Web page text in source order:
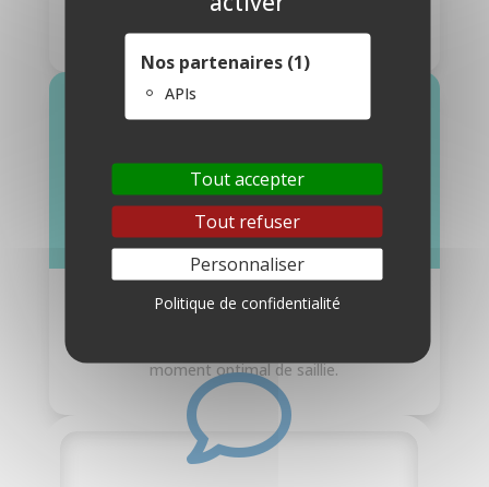
Nos partenaires (1)
APIs
Tout accepter
Tout refuser
Personnaliser
Politique de confidentialité
🐶 Reproduction
moment optimal de saillie.
